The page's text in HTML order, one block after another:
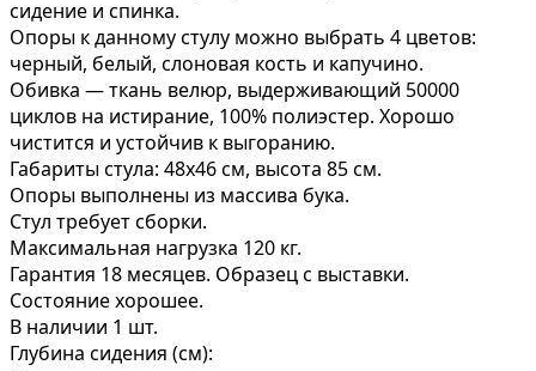
сидение и спинка.
Опоры к данному стулу можно выбрать 4 цветов:
черный, белый, слоновая кость и капучино.
Обивка — ткань велюр, выдерживающий 50000
циклов на истирание, 100% полиэстер. Хорошо
чистится и устойчив к выгоранию.
Габариты стула: 48х46 см, высота 85 см.
Опоры выполнены из массива бука.
Стул требует сборки.
Максимальная нагрузка 120 кг.
Гарантия 18 месяцев. Образец с выставки.
Состояние хорошее.
В наличии 1 шт.
Глубина сидения (см):